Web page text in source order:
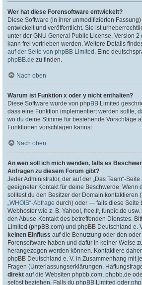
Wer hat diese Forensoftware entwickelt?
Diese Software (in ihrer unmodifizierten
entwickelt und veröffentlicht. Sie ist
unter der GNU General Public License, Version 2
kann frei vertrieben werden. Weitere Details
auf der Seite von phpBB Limited . Eine
phpBB.de zu finden.
Nach oben
Warum ist Funktion x oder y nicht enthalten?
Diese Software wurde von phpBB Limited
dass eine Funktion implementiert werden sollte,
wo du deine Stimme für bestehende Vorschläge
Funktionen vorschlagen kannst.
Nach oben
An wen soll ich mich wenden, falls es
Anfragen zu diesem Forum gibt?
Jeder Administrator, der auf der „Das Team“-
geeigneter Kontakt für deine Beschwerde. Wenn
solltest du den Besitzer der Domain kontaktieren
„WHOIS“-Abfrage durch) oder — falls diese Seite
Webhoster wie z. B. Yahoo!, free.fr, funpic.de
den Abuse-Kontakt des betreffenden Dienstes.
Limited (phpBB.com) und phpBB Deutschland e.
keinen Einfluss auf die Benutzung oder den
Forensoftware haben und dafür in keiner Weise
herangezogen werden können. Kontaktiere
phpBB Deutschland e. V. in Zusammenhang mit
Fragen (Unterlassungserklärungen,
direkt auf die Websiten phpbb.com, phpbb.de
selbst beziehen. Falls du phpBB Limited oder